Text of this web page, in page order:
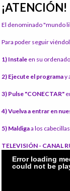
¡ATENCIÓN!
El denominado "mundo
Para poder seguir
1) Instale en su
2) Ejecute el programay
3) Pulse "CONECTAR"
4) Vuelva a entrar en
5) Maldigaa los
TELEVISIÓN - CANAL